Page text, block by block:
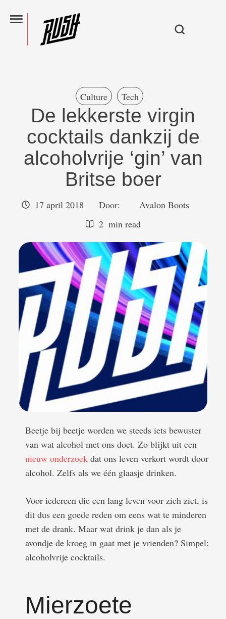
Culture Tech
De lekkerste virgin
cocktails dankzij de
alcoholvrije ‘gin’ van
Britse boer
17 april 2018 Door:
Avalon Boots
2 min read
Beetje bij beetje worden we steeds iets bewuster
van wat alcohol met ons doet. Zo blijkt uit een
nieuw onderzoek dat ons leven verkort wordt door
alcohol. Zelfs als we één glaasje drinken.
Voor iedereen die een lang leven voor zich ziet, is
dit dus een goede reden om eens wat te minderen
met de drank. Maar wat drink je dan als je
avondje de kroeg in gaat met je vrienden? Simpel:
alcoholvrije cocktails.
Mierzoete